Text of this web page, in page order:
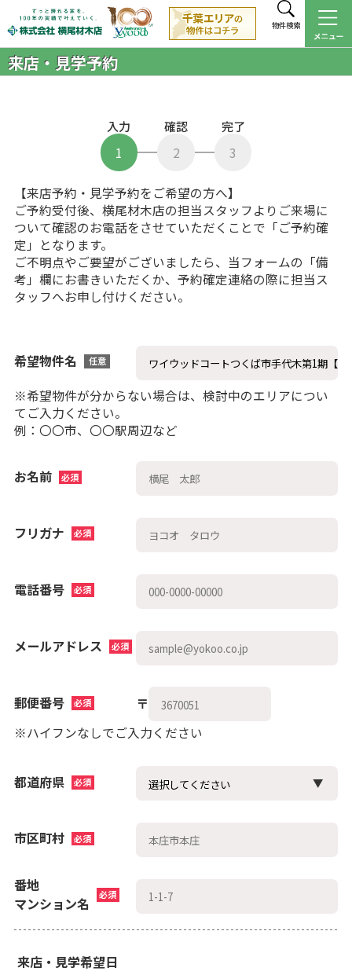
物件検索
来店・見学予約
1
入力
2
確認
3
完了
【来店予約・見学予約をご希望の方へ】
ご予約受付後、横尾材木店の担当スタッフよりご来場に
ついて確認のお電話をさせていただくことで「ご予約確
定」となります。
ご不明点やご要望がございましたら、当フォームの「備
考」欄にお書きいただくか、予約確定連絡の際に担当ス
タッフへお申し付けください。
希望物件名 任意
※希望物件が分からない場合は、検討中のエリアについ
てご入力ください。
例：〇〇市、〇〇駅周辺など
お名前 必須
フリガナ 必須
電話番号 必須
メールアドレス 必須
郵便番号 必須 〒
※ハイフンなしでご入力ください
都道府県 必須
市区町村 必須
番地
マンション名
必須
来店・見学希望日